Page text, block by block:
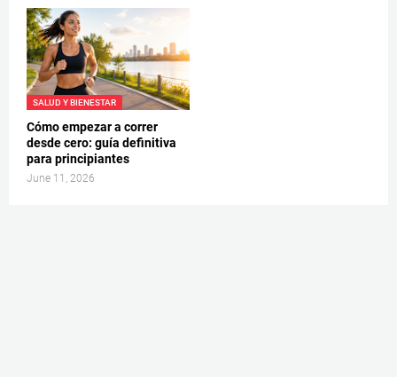
SALUD Y BIENESTAR
Cómo empezar a correr
desde cero: guía definitiva
para principiantes
June 11, 2026